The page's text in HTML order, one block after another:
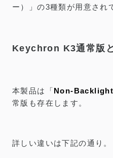
ー）」の3種類が用意され
Keychron K3通常版
本製品は「Non-Backlight
常版も存在します。
詳しい違いは下記の通り。